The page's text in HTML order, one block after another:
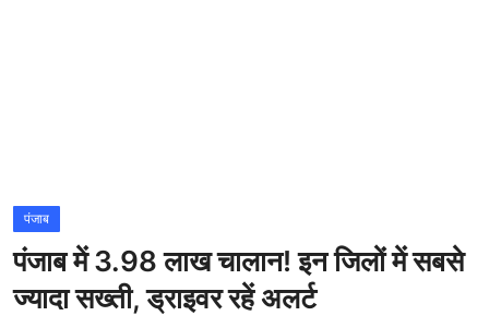
राज्य
अंतराष्ट्रीय
पंजाब
पंजाब में 3.98 लाख चालान! इन जिलों में सबसे
ज्यादा सख्ती, ड्राइवर रहें अलर्ट